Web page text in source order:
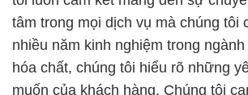
mọi nhu cầu của bạn một cách tối
Bên cạnh đó, chúng tôi tự hào về
cả cạnh tranh nhất trên thị trường.
rằng việc quản lý nguồn tài chính là